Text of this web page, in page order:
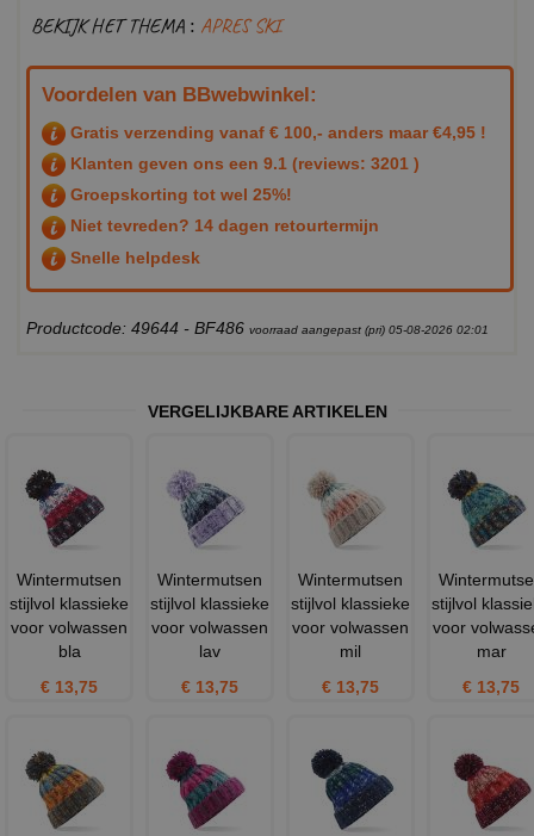
BEKIJK HET THEMA : APRES SKI
Voordelen van BBwebwinkel:
Gratis verzending vanaf € 100,- anders maar €4,95 !
Klanten geven ons een 9.1 (reviews: 3201 )
Groepskorting tot wel 25%!
Niet tevreden? 14 dagen retourtermijn
Snelle helpdesk
Productcode: 49644 - BF486 voorraad aangepast (pri) 05-08-2026 02:01
VERGELIJKBARE ARTIKELEN
Wintermutsen
stijlvol klassieke
voor volwassen
bla
€ 13,75
Wintermutsen
stijlvol klassieke
voor volwassen
lav
€ 13,75
Wintermutsen
stijlvol klassieke
voor volwassen
mil
€ 13,75
stijlvol
voor
mar
€ 13,75